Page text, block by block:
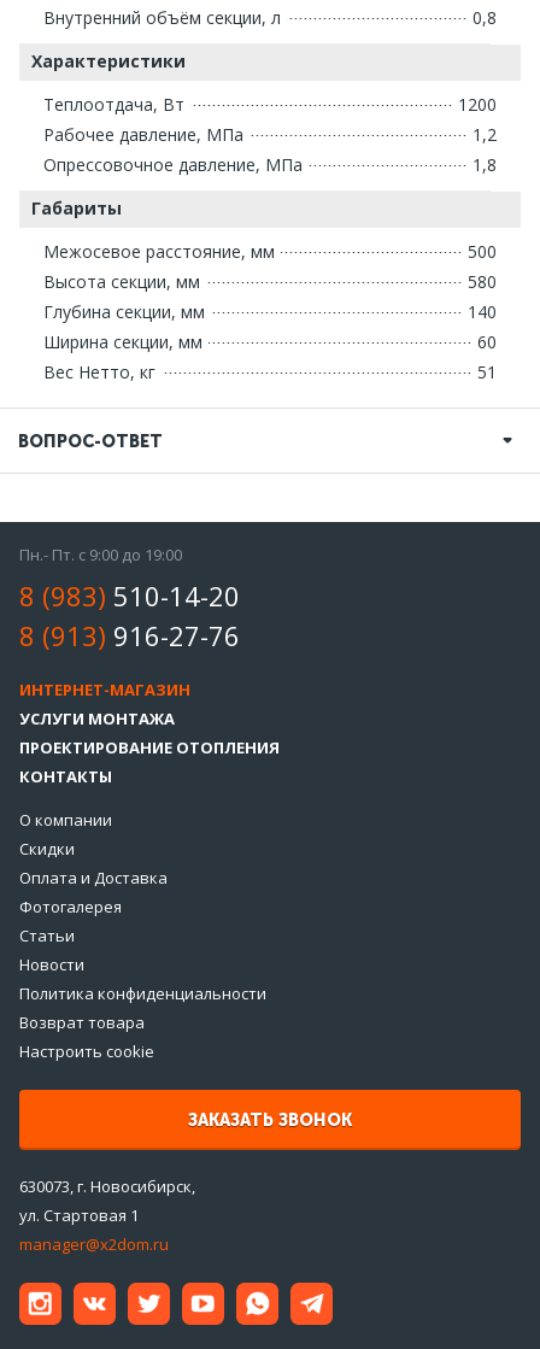
Внутренний объём секции, л
0,8
Характеристики
Теплоотдача, Вт
1200
Рабочее давление, МПа
1,2
Опрессовочное давление, МПа
1,8
Габариты
Межосевое расстояние, мм
500
Высота секции, мм
580
Глубина секции, мм
140
Ширина секции, мм
60
Вес Нетто, кг
51
ВОПРОС-ОТВЕТ
Пн.- Пт. с 9:00 до 19:00
8 (983) 510-14-20
8 (913) 916-27-76
ИНТЕРНЕТ-МАГАЗИН
УСЛУГИ МОНТАЖА
ПРОЕКТИРОВАНИЕ ОТОПЛЕНИЯ
КОНТАКТЫ
О компании
Скидки
Оплата и Доставка
Фотогалерея
Статьи
Новости
Политика конфиденциальности
Возврат товара
Настроить cookie
ЗАКАЗАТЬ ЗВОНОК
630073, г. Новосибирск,
ул. Стартовая 1
manager@x2dom.ru